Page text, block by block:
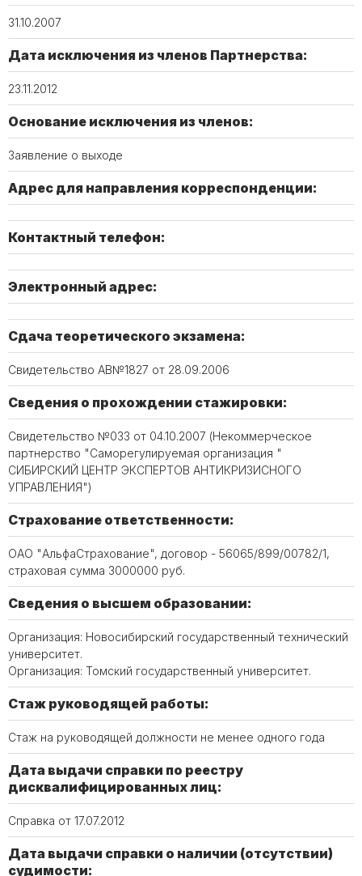
31.10.2007
Дата исключения из членов Партнерства:
23.11.2012
Основание исключения из членов:
Заявление о выходе
Адрес для направления корреспонденции:
Контактный телефон:
Электронный адрес:
Сдача теоретического экзамена:
Свидетельство АВ№1827 от 28.09.2006
Сведения о прохождении стажировки:
Свидетельство №033 от 04.10.2007 (Некоммерческое
партнерство "Саморегулируемая организация "
СИБИРСКИЙ ЦЕНТР ЭКСПЕРТОВ АНТИКРИЗИСНОГО
УПРАВЛЕНИЯ")
Страхование ответственности:
ОАО "АльфаСтрахование", договор - 56065/899/00782/1,
страховая сумма 3000000 руб.
Сведения о высшем образовании:
Организация: Новосибирский государственный технический
университет.
Организация: Томский государственный университет.
Стаж руководящей работы:
Стаж на руководящей должности не менее одного года
Дата выдачи справки по реестру
дисквалифицированных лиц:
Справка от 17.07.2012
Дата выдачи справки о наличии (отсутствии)
судимости: